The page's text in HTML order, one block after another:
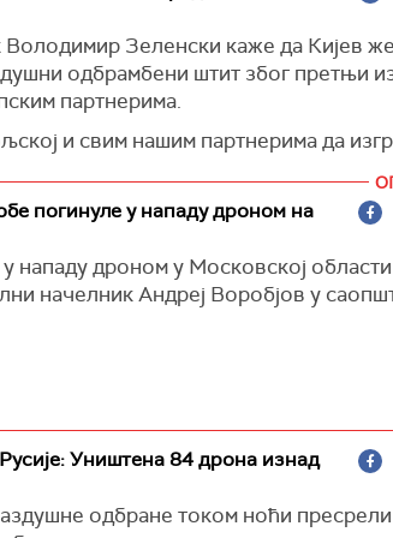
себи да приуште рат са Русијом“,
додајући да „могућност
оценио је Медведев.
реалан ризик да ескалира у рат са
уништење“, рекао је некадашњи
Володимир Зеленски каже да Кијев
одбрамбени штит због претњи
партнерима.
и свим нашим партнерима да
штит од руских ваздушних
Варшавском безбедносном форуму
погинуле у нападу дроном на
нападу дроном у Московској
начелник Андреј Воробјов у
Уништена 84 дрона изнад
одбране током ноћи пресрели